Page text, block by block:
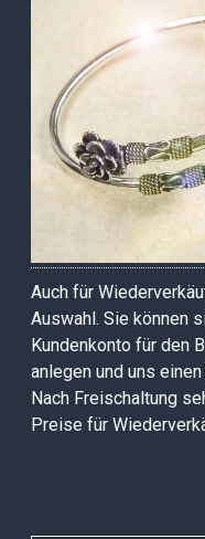
Auch für
Auswahl. Sie können
Kundenkonto für den
anlegen und uns
Nach Freischaltung
Preise für